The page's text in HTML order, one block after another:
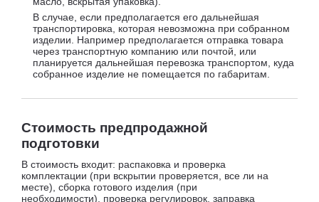
В случае, если предполагается его дальнейшая
транспортировка, которая невозможна при собранном
изделии. Например предполагается отправка товара
через транспортную компанию или почтой, или
планируется дальнейшая перевозка транспортом, куда
собранное изделие не помещается по габаритам.
Стоимость предпродажной
подготовки
В стоимость входит: распаковка и проверка
комплектации (при вскрытии проверяется, все ли на
месте), сборка готового изделия (при
необходимости), проверка регулировок, заправка